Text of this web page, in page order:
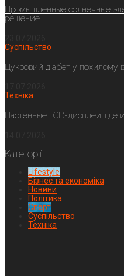
Промышленные солнечные
решение
Суспільство
Цукровий діабет у похилому
Техніка
Настенные LCD-дисплеи: где
Категорії
Lifestyle
Бізнес та економіка
Новини
Політика
Спорт
Суспільство
Техніка